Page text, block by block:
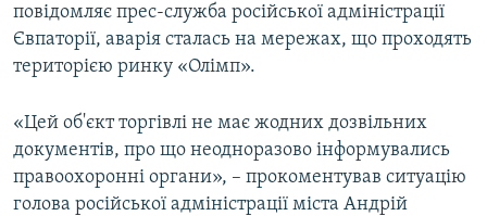
СПЕЦПРОЕКТИ
ДЕПОРТАЦІЯ
СВІДЧЕННЯ ОКУПАЦІЇ
УКРАЇНСЬКА ПРОБЛЕМА КРИМУ
ЯК ОБІЙТИ БЛОКУВАННЯ
Русский
Qırımtatar
повідомляє прес-служба російської адміністрації
Євпаторії, аварія сталась на мережах, що проходять
територією ринку «Олімп».
«Цей об'єкт торгівлі не має жодних дозвільних
документів, про що неодноразово інформувались
правоохоронні органи», – прокоментував ситуацію
голова російської адміністрації міста Андрій